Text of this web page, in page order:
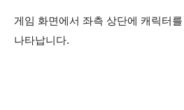
게임 화면에서 좌측 상단에 캐릭터
나타납니다.